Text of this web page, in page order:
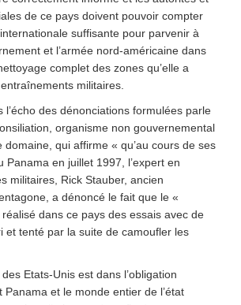
de ce pays doivent pouvoir compter
suffisante pour parvenir à
et l’armée nord-américaine dans
complet des zones qu’elle a
militaires.
l’écho des dénonciations formulées parle
organisme non gouvernemental
domaine, qui affirme « qu’au cours de ses
Panama en juillet 1997, l’expert en
militaires, Rick Stauber, ancien
a dénoncé le fait que le «
dans ce pays des essais avec de
et tenté par la suite de camoufler les
Etats-Unis est dans l’obligation
Panama et le monde entier de l’état